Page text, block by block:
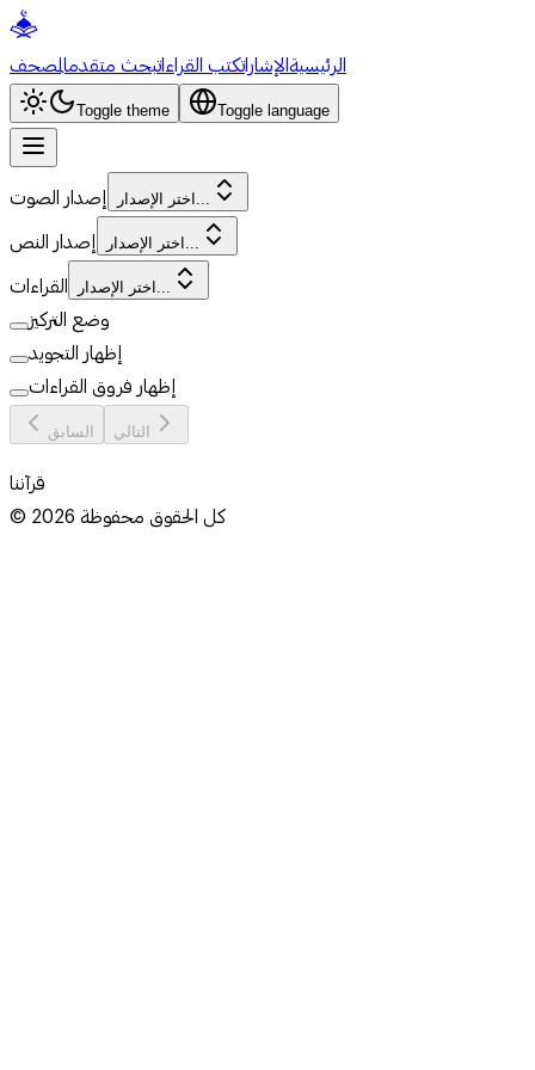
الرئيسيةالإشاراتكتب القراءاتبحث متقدمالمصحف
Toggle theme Toggle language
إصدار الصوت اختر الإصدار...
إصدار النص اختر الإصدار...
القراءات اختر الإصدار...
وضع التركيز
إظهار التجويد
إظهار فروق القراءات
السابق التالي
قرآننا
© 2026كل الحقوق محفوظة